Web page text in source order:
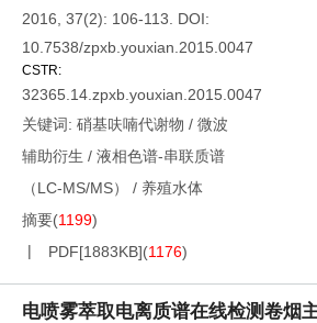
2016, 37(2): 106-113.
DOI:
10.7538/zpxb.youxian.2015.0047
CSTR:
32365.14.zpxb.youxian.2015.0047
关键词: 硝基呋喃代谢物 / 微波
辅助衍生 / 液相色谱-串联质谱
（LC-MS/MS）
/ 养殖水体
摘要(1199)
PDF[1883KB](1176)
电喷雾萃取电离质谱在线检测卷烟